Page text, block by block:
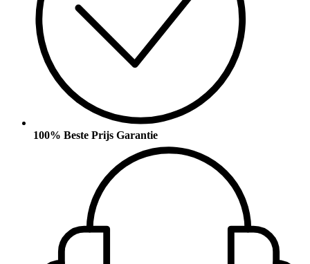
100% Beste Prijs Garantie